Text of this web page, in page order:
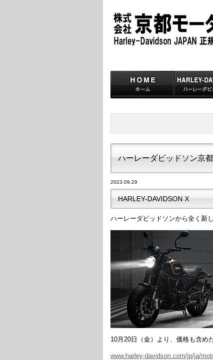
ハーレーダビッドソン京
2023.09.29
HARLEY-DAVIDSON X
ハーレーダビッドソンから全く新
10月20日（金）より、価格も含め
www.harley-davidson.com/jp/ja/